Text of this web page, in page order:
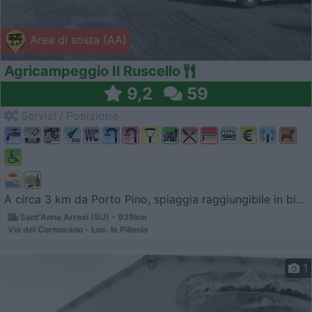
Area di sosta (AA)
Agricampeggio Il Ruscello
9,2 59
A circa 3 km da Porto Pino, spiaggia raggiungibile in bi...
Sant'Anna Arresi (SU) - 939km
Via del Cormorano - Loc. Is Pillonis
1